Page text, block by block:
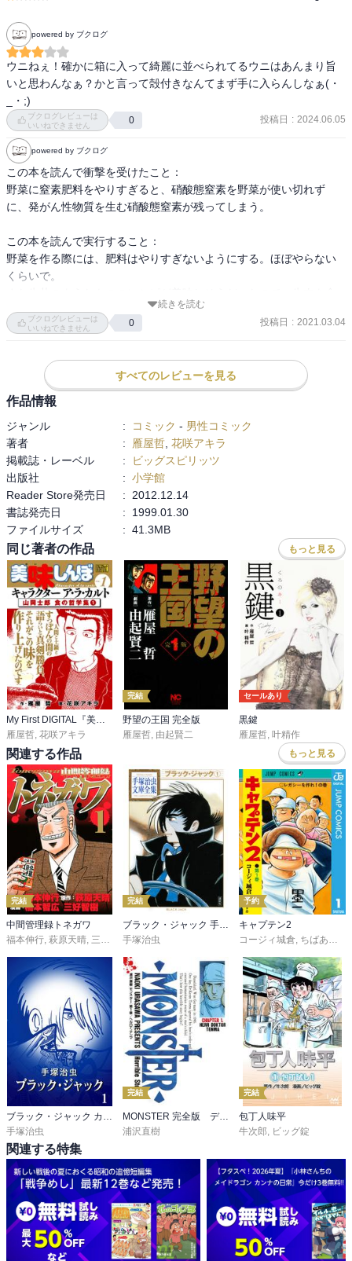
powered by ブクログ
ウニねぇ！確かに箱に入って綺麗に並べられてるウニはあんまり旨
いと思わんなぁ？かと言って殻付きなんてまず手に入らんしなぁ(・
_・;)
ブクログレビューは
いいねできません
0 投稿日 : 2024.06.05
powered by ブクログ
この本を読んで衝撃を受けたこと：
野菜に窒素肥料をやりすぎると、硝酸態窒素を野菜が使い切れず
に、発がん性物質を生む硝酸態窒素が残ってしまう。
この本を読んで実行すること：
野菜を作る際には、肥料はやりすぎないようにする。ほぼやらない
くらいで。
べるときに作ってみようと思う。続きを読む
ブクログレビューは
いいねできません
0 投稿日 : 2021.03.04
すべてのレビューを見る
作品情報
ジャンル : コミック - 男性コミック
著者
: 雁屋哲 花咲アキラ
掲載誌・レーベル
:
ビッグスピリッツ
出版社
: 小学館
Reader Store発売日
:
2012.12.14
書誌発売日
:
1999.01.30
ファイルサイズ
: 41.3MB
同じ著者の作品 もっと見る
My First DIGITAL『美味しんぼ』キャラクター ア・ラ・カルト
雁屋哲, 花咲アキラ
完結
野望の王国 完全版
雁屋哲, 由起賢二
セールあり
黒鍵
雁屋哲, 叶精作
関連する作品 もっと見る
完結
中間管理録トネガワ
福本伸行 萩原天晴 三好智樹 ,橋本智広
完結
手塚治虫
予約
キャプテン2
コージィ城倉 ちばあきお
ブラック・ジャック カラー特別編集版
手塚治虫
完結
MONSTER 完全版 デジタルVer.
浦沢直樹
完結
包丁人味平
牛次郎, ビッグ錠
関連する特集